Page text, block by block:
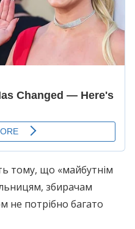
тому, що «майбутнім
збирачам
не потрібно багато